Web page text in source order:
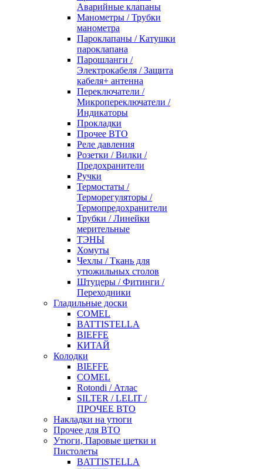
Аварийные клапаны
Манометры / Трубки
манометра
Пароклапаны / Катушки
пароклапана
Парошланги /
Электрокабеля / Защита
кабеля+ антенна
Переключатели /
Микропереключатели /
Индикаторы
Прокладки
Прочее ВТО
Реле давления
Розетки / Вилки /
Предохранители
Ручки
Термостаты /
Терморегуляторы /
Термопредохранители
Трубки / Линейки
мерительные
ТЭНЫ
Хомуты
Чехлы / Ткань для
утюжильных столов
Штуцеры / Фитинги /
Переходники
Гладильные доски
COMEL
BATTISTELLA
BIEFFE
КИТАЙ
Колодки
BIEFFE
COMEL
Rotondi / Атлас
SILTER / LELIT /
ПРОЧЕЕ ВТО
Накладки на утюги
Прочее для ВТО
Утюги, Паровые щетки и
Пистолеты
BATTISTELLA